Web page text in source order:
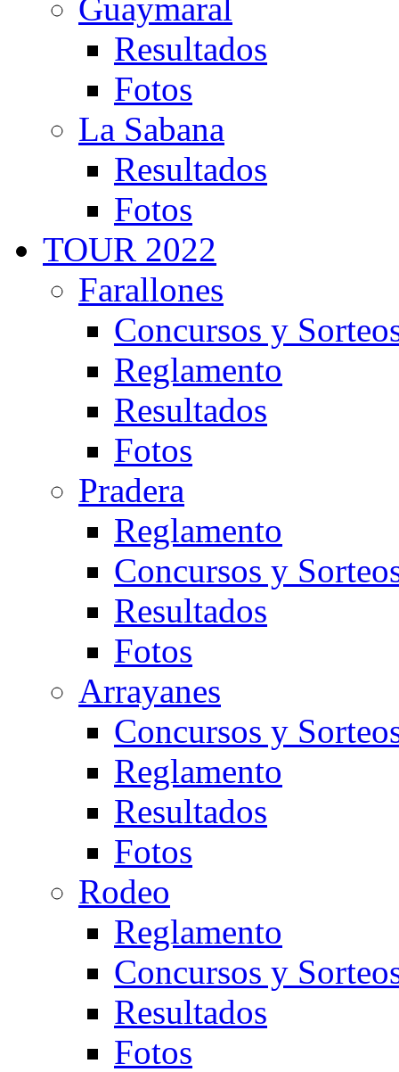
Guaymaral
Resultados
Fotos
La Sabana
Resultados
Fotos
TOUR 2022
Farallones
Concursos y
Reglamento
Resultados
Fotos
Pradera
Reglamento
Concursos y
Resultados
Fotos
Arrayanes
Concursos y
Reglamento
Resultados
Fotos
Rodeo
Reglamento
Concursos y
Resultados
Fotos